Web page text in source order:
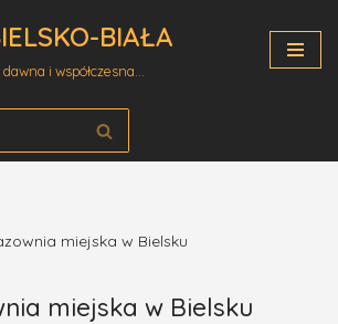
BIAŁA
i współczesna...
miejska w Bielsku
miejska w Bielsku